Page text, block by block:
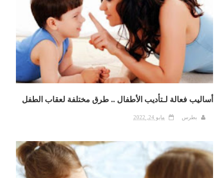
أساليب فعالة لـتأديب الأطفال .. طرق مختلفة لعقاب الطفل
بطرس مايو 24, 2022